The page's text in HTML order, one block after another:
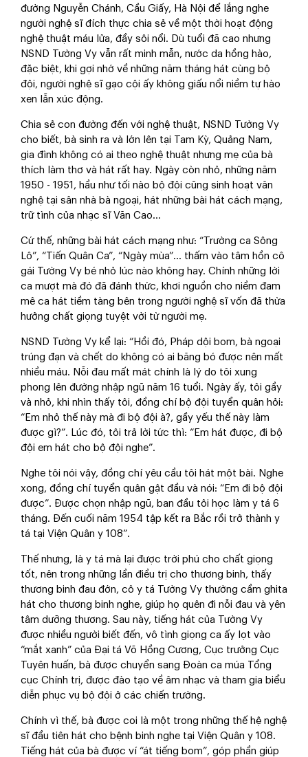
đường Nguyễn Chánh, Cầu Giấy, Hà Nội để lắng nghe
người nghệ sĩ đích thực chia sẻ về một thời hoạt động
nghệ thuật máu lửa, đầy sôi nổi. Dù tuổi đã cao nhưng
NSND Tường Vy vẫn rất minh mẫn, nước da hồng hào,
đặc biệt, khi gợi nhớ về những năm tháng hát cùng bộ
đội, người nghệ sĩ gạo cội ấy không giấu nổi niềm tự hào
xen lẫn xúc động.
Chia sẻ con đường đến với nghệ thuật, NSND Tường Vy
cho biết, bà sinh ra và lớn lên tại Tam Kỳ, Quảng Nam,
gia đình không có ai theo nghệ thuật nhưng mẹ của bà
thích làm thơ và hát rất hay. Ngày còn nhỏ, những năm
1950 - 1951, hầu như tối nào bộ đội cũng sinh hoạt văn
nghệ tại sân nhà bà ngoại, hát những bài hát cách mạng,
trữ tình của nhạc sĩ Văn Cao…
Cứ thế, những bài hát cách mạng như: “Trường ca Sông
Lô”, “Tiến Quân Ca”, “Ngày mùa”… thấm vào tâm hồn cô
gái Tường Vy bé nhỏ lúc nào không hay. Chính những lời
ca mượt mà đó đã đánh thức, khơi nguồn cho niềm đam
mê ca hát tiềm tàng bên trong người nghệ sĩ vốn đã thừa
hưởng chất giọng tuyệt vời từ người mẹ.
NSND Tường Vy kể lại: “Hồi đó, Pháp dội bom, bà ngoại
trúng đạn và chết do không có ai băng bó được nên mất
nhiều máu. Nỗi đau mất mát chính là lý do tôi xung
phong lên đường nhập ngũ năm 16 tuổi. Ngày ấy, tôi gầy
và nhỏ, khi nhìn thấy tôi, đồng chí bộ đội tuyển quân hỏi:
“Em nhỏ thế này mà đi bộ đội à?, gầy yếu thế này làm
được gì?”. Lúc đó, tôi trả lời tức thì: “Em hát được, đi bộ
đội em hát cho bộ đội nghe”.
Nghe tôi nói vậy, đồng chí yêu cầu tôi hát một bài. Nghe
xong, đồng chí tuyển quân gật đầu và nói: “Em đi bộ đội
được”. Được chọn nhập ngũ, ban đầu tôi học làm y tá 6
tháng. Đến cuối năm 1954 tập kết ra Bắc rồi trở thành y
tá tại Viện Quân y 108”.
Thế nhưng, là y tá mà lại được trời phú cho chất giọng
tốt, nên trong những lần điều trị cho thương binh, thấy
thương binh đau đớn, cô y tá Tường Vy thường cầm ghita
hát cho thương binh nghe, giúp họ quên đi nỗi đau và yên
tâm dưỡng thương. Sau này, tiếng hát của Tường Vy
được nhiều người biết đến, vô tình giọng ca ấy lọt vào
“mắt xanh” của Đại tá Võ Hồng Cương, Cục trưởng Cục
Tuyên huấn, bà được chuyển sang Đoàn ca múa Tổng
cục Chính trị, được đào tạo về âm nhạc và tham gia biểu
diễn phục vụ bộ đội ở các chiến trường.
Chính vì thế, bà được coi là một trong những thế hệ nghệ
sĩ đầu tiên hát cho bệnh binh nghe tại Viện Quân y 108.
Tiếng hát của bà được ví “át tiếng bom”, góp phần giúp